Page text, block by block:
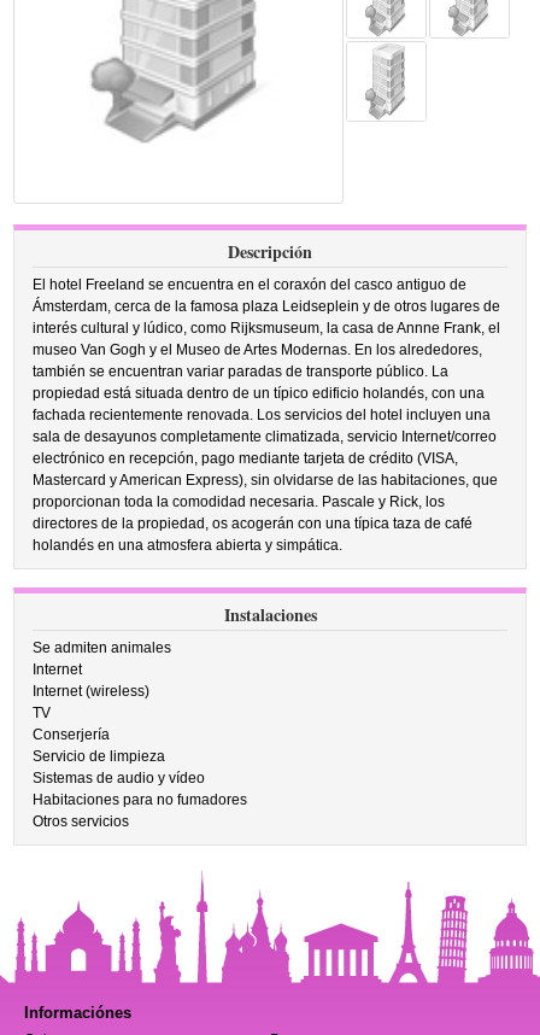
Descripción
El hotel Freeland se encuentra en el coraxón del casco antiguo de
Ámsterdam, cerca de la famosa plaza Leidseplein y de otros lugares de
interés cultural y lúdico, como Rijksmuseum, la casa de Annne Frank, el
museo Van Gogh y el Museo de Artes Modernas. En los alrededores,
también se encuentran variar paradas de transporte público. La
propiedad está situada dentro de un típico edificio holandés, con una
fachada recientemente renovada. Los servicios del hotel incluyen una
sala de desayunos completamente climatizada, servicio Internet/correo
electrónico en recepción, pago mediante tarjeta de crédito (VISA,
Mastercard y American Express), sin olvidarse de las habitaciones, que
proporcionan toda la comodidad necesaria. Pascale y Rick, los
directores de la propiedad, os acogerán con una típica taza de café
holandés en una atmosfera abierta y simpática.
Instalaciones
Se admiten animales
Internet
Internet (wireless)
TV
Conserjería
Servicio de limpieza
Sistemas de audio y vídeo
Habitaciones para no fumadores
Otros servicios
Informaciónes